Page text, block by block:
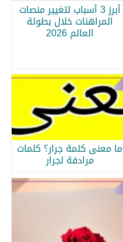
أبرز 3 أسباب لتغيير منصات
المراهنات خلال بطولة
العالم 2026
ما معنى كلمة جرار؟ كلمات
مرادفة لجرار